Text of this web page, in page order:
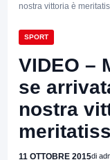
nostra vittoria è
SPORT
VIDEO –
se
nostra
11 OTTOBRE 2015di